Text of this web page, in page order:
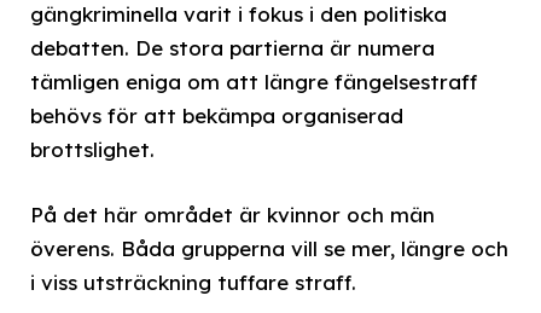
gängkriminella varit i fokus i den politiska
debatten. De stora partierna är numera
tämligen eniga om att längre fängelsestraff
behövs för att bekämpa organiserad
brottslighet.
På det här området är kvinnor och män
överens. Båda grupperna vill se mer, längre och
i viss utsträckning tuffare straff.